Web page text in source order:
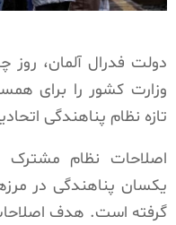
وزارت کشور را برای
تازه نظام پناهندگی
اصلاحات نظام مشترک
یکسان پناهندگی در
گرفته است. هدف